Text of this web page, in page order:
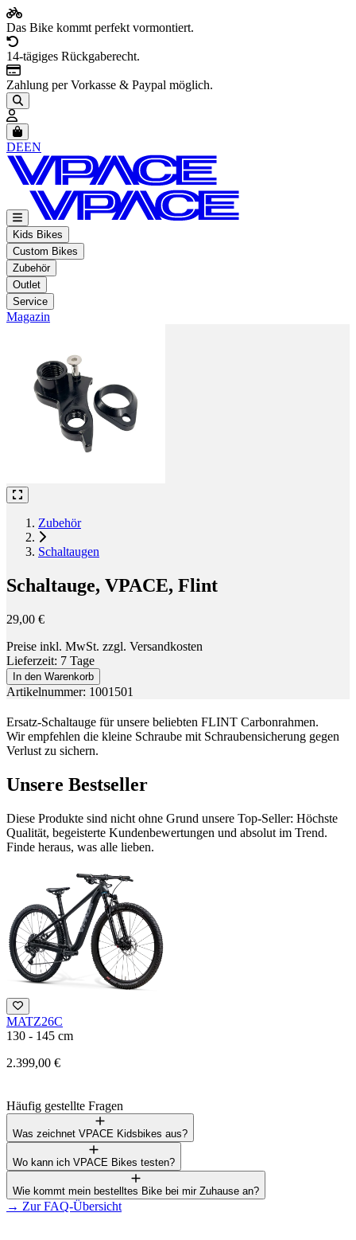
Das Bike kommt perfekt vormontiert.
14-tägiges Rückgaberecht.
Zahlung per Vorkasse & Paypal möglich.
Artikel im Warenkorb, Warenkorb anzeigen
DEEN
Kids Bikes
Custom Bikes
Zubehör
Outlet
Service
Magazin
Zubehör
Schaltaugen
Schaltauge, VPACE, Flint
29,00 €
Preise inkl. MwSt. zzgl. Versandkosten
Lieferzeit: 7 Tage
In den Warenkorb
Artikelnummer: 1001501
Ersatz-Schaltauge für unsere beliebten FLINT Carbonrahmen.
Wir empfehlen die kleine Schraube mit Schraubensicherung gegen
Verlust zu sichern.
Unsere Bestseller
Diese Produkte sind nicht ohne Grund unsere Top-Seller: Höchste
Qualität, begeisterte Kundenbewertungen und absolut im Trend.
Finde heraus, was alle lieben.
MATZ26C
130 - 145 cm
2.399,00 €
Häufig gestellte Fragen
Was zeichnet VPACE Kidsbikes aus?
Wo kann ich VPACE Bikes testen?
Wie kommt mein bestelltes Bike bei mir Zuhause an?
→ Zur FAQ-Übersicht